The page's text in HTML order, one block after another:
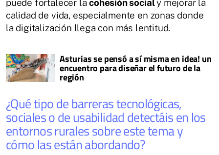
puede fortalecer lacohesión socialy mejorar la
calidad de vida, especialmente en zonas donde
la digitalización llega con más lentitud.
Asturias se pensó a sí misma en idea! un
encuentro para diseñar el futuro de la
región
¿Qué tipo de barreras tecnológicas,
sociales o de usabilidad detectáis en los
entornos rurales sobre este tema y
cómo las están abordando?